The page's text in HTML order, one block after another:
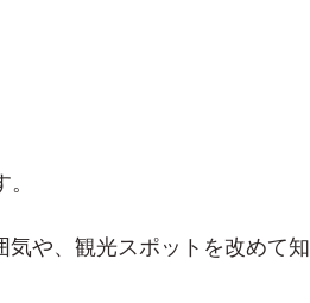
や、観光スポットを改めて知